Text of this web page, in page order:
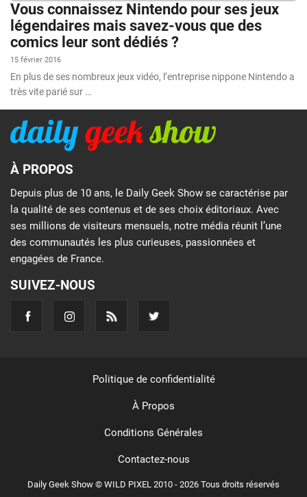
Vous connaissez Nintendo pour ses jeux
légendaires mais savez-vous que des
comics leur sont dédiés ?
15 février 2016
En plus de ses nombreux jeux vidéo, l’entreprise nippone Nintendo a
très vite parié sur …
À PROPOS
Depuis plus de 10 ans, le Daily Geek Show se caractérise par
la qualité de ses contenus et de ses choix éditoriaux. Avec
ses millions de visiteurs mensuels, notre média réunit l’une
des communautés les plus curieuses, passionnées et
engagées de France.
SUIVEZ-NOUS
Daily Geek Show © WILD PIXEL 2010 - 2026 Tous droits réservés
Politique de confidentialité
À Propos
Conditions Générales
Contactez-nous